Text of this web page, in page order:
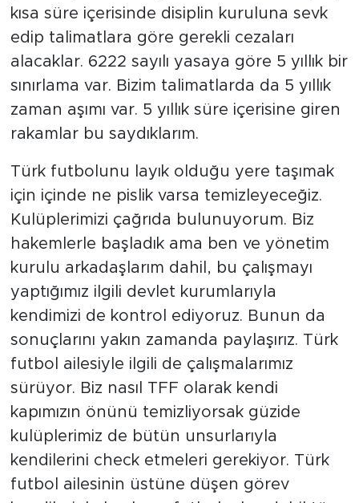
kısa süre içerisinde disiplin kuruluna sevk
edip talimatlara göre gerekli cezaları
alacaklar. 6222 sayılı yasaya göre 5 yıllık bir
sınırlama var. Bizim talimatlarda da 5 yıllık
zaman aşımı var. 5 yıllık süre içerisine giren
rakamlar bu saydıklarım.
Türk futbolunu layık olduğu yere taşımak
için içinde ne pislik varsa temizleyeceğiz.
Kulüplerimizi çağrıda bulunuyorum. Biz
hakemlerle başladık ama ben ve yönetim
kurulu arkadaşlarım dahil, bu çalışmayı
yaptığımız ilgili devlet kurumlarıyla
kendimizi de kontrol ediyoruz. Bunun da
sonuçlarını yakın zamanda paylaşırız. Türk
futbol ailesiyle ilgili de çalışmalarımız
sürüyor. Biz nasıl TFF olarak kendi
kapımızın önünü temizliyorsak güzide
kulüplerimiz de bütün unsurlarıyla
kendilerini check etmeleri gerekiyor. Türk
futbol ailesinin üstüne düşen görev